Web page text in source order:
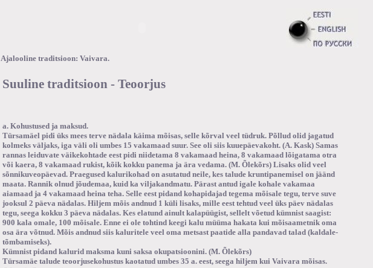
Ajalooline traditsioon: Vaivara.
Suuline traditsioon - Teoorjus
a. Kohustused ja maksud.
Türsamäel pidi üks mees terve nädala käima mõisas, selle kõrval veel tüdruk. Põllud olid jagatud
kolmeks väljaks, iga väli oli umbes 15 vakamaad suur. See oli siis kuuepäevakoht. (A. Kask) Samas
rannas leiduvate väikekohtade eest pidi niidetama 8 vakamaad heina, 8 vakamaad lõigatama otra
või kaera, 8 vakamaad rukist, kõik kokku panema ja ära vedama. (M. Õlekõrs) Lisaks olid veel
sõnnikuveopäevad. Praegused kalurikohad on asutatud neile, kes talude kruntipanemisel on jäänd
maata. Rannik olnud jõudemaa, kuid ka viljakandmatu. Pärast antud igale kohale vakamaa
aiamaad ja 4 vakamaad heina teha. Selle eest pidand kohapidajad tegema mõisale tegu, terve suve
jooksul 2 päeva nädalas. Hiljem mõis andnud 1 küli lisaks, mille eest tehtud veel üks päev nädalas
tegu, seega kokku 3 päeva nädalas. Kes elatund ainult kalapüügist, sellelt võetud kümnist saagist:
900 kala omale, 100 mõisale. Enne ei ole tohtind keegi kalu müüma hakata kui mõisaametnik oma
osa ära võtnud. Mõis andnud siis kaluritele veel oma metsast paatide alla pandavad talad (kaldale-
tõmbamiseks).
Kümnist pidand kalurid maksma kuni saksa okupatsioonini. (M. Õlekõrs)
Türsamäe talude teoorjusekohustus kaotatud umbes 35 a. eest, seega hiljem kui Vaivara mõisas.